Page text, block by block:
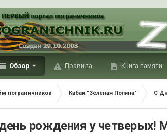
Обзор Правила Книга памяти
пограничников Кабак "Зелёная Поляна" С
рождения у четверых!